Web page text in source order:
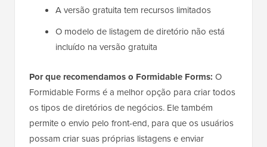
A versão gratuita tem recursos limitados
O modelo de listagem de diretório não está
incluído na versão gratuita
Por que recomendamos o Formidable Forms: O
Formidable Forms é a melhor opção para criar todos
os tipos de diretórios de negócios. Ele também
permite o envio pelo front-end, para que os usuários
possam criar suas próprias listagens e enviar